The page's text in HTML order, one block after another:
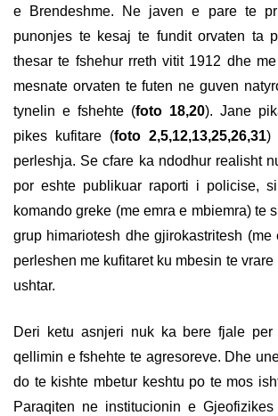
e Brendeshme. Ne javen e pare te
punonjes te kesaj te fundit orvaten ta
thesar te fshehur rreth vitit 1912 dhe
mesnate orvaten te futen ne guven
tynelin e fshehte (foto 18,20). Jane
pikes kufitare (foto 2,5,12,13,25,26,31)
perleshja. Se cfare ka ndodhur realisht
por eshte publikuar raporti i policise,
komando greke (me emra e mbiemra) te
grup himariotesh dhe gjirokastritesh (me
perleshen me kufitaret ku mbesin te
ushtar.
Deri ketu asnjeri nuk ka bere fjale per
qellimin e fshehte te agresoreve. Dhe
do te kishte mbetur keshtu po te mos
Paraqiten ne institucionin e